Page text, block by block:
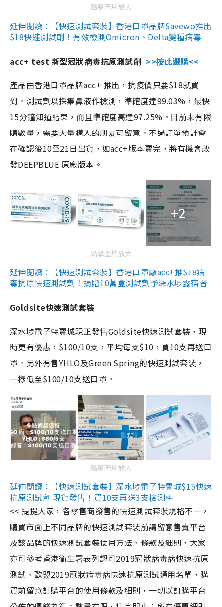
點擊圖片放大
延伸閱讀：【快速測試套裝】香港口罩品牌Savewo推出
$18快速測試劑！有效檢測Omicron、Delta變種病毒
acc+ test 新型冠狀病毒抗原測試劑 >>按此選購<<
產品由香港口罩品牌acc+ 推出，抗疫價只要$18就買
到。測試劑以採集鼻液作檢測，準確度達99.03%，最快
15分鐘知道結果，而且準確度高達97.25%。目前未有限
購數量，需要大量購入的朋友可留意。不過訂單預計會
在確認後10至21日出貨，如acc+版本賣完，將有機會改
發DEEPBLUE 原廠版本。
+2
點擊圖片放大
延伸閱讀：【快速測試套裝】香港口罩廠acc+推$18病
毒抗原快速測試劑！捐贈10萬盒測試劑予深水埗露宿者
Goldsite快速測試套裝
深水埗電子特賣城現正發售Goldsite快速測試套裝，現
時更有優惠，$100/10支，平均每支$10，買10支再送口
罩。另外有售YHLO及Green Spring的快速測試套裝，
一樣低至$100/10支送口罩。
點擊圖片放大
延伸閱讀：【快速測試套裝】深水埗電子特賣城$15快速
抗原測試劑 現貨發售！買10支再送3支檢測棒
<< 提提大家，各零售商發售的快速測試套裝規格不一，
購買市面上不同品牌的快速測試套裝前請留意售賣平台
及該品牌的快速測試套裝使用方法、條款及細則，大家
亦可參考香港衞生署表列認可2019冠狀病毒病快速抗原
測試、歐盟2019冠狀病毒病快速抗原測試通用名單，購
買前留意訂購平台的使用條款及細則，一切以訂購平台